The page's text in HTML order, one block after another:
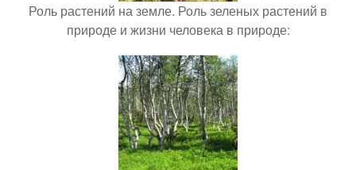
Роль растений на земле. Роль зеленых растений в
природе и жизни человека в природе: